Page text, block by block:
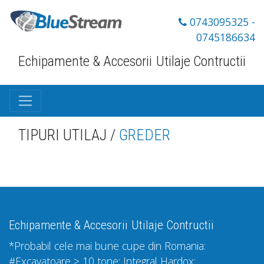
Echipamente & Accesorii Utilaje Contructii
0743095325 -
0745186634
TIPURI UTILAJ / GREDER
Echipamente & Accesorii Utilaje Contructii
*Probabil cele mai bune cupe din Romania:
#Excavatoare > 10 tone: Integral Hardox;